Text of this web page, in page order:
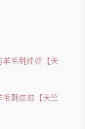
氈娃娃【天竺